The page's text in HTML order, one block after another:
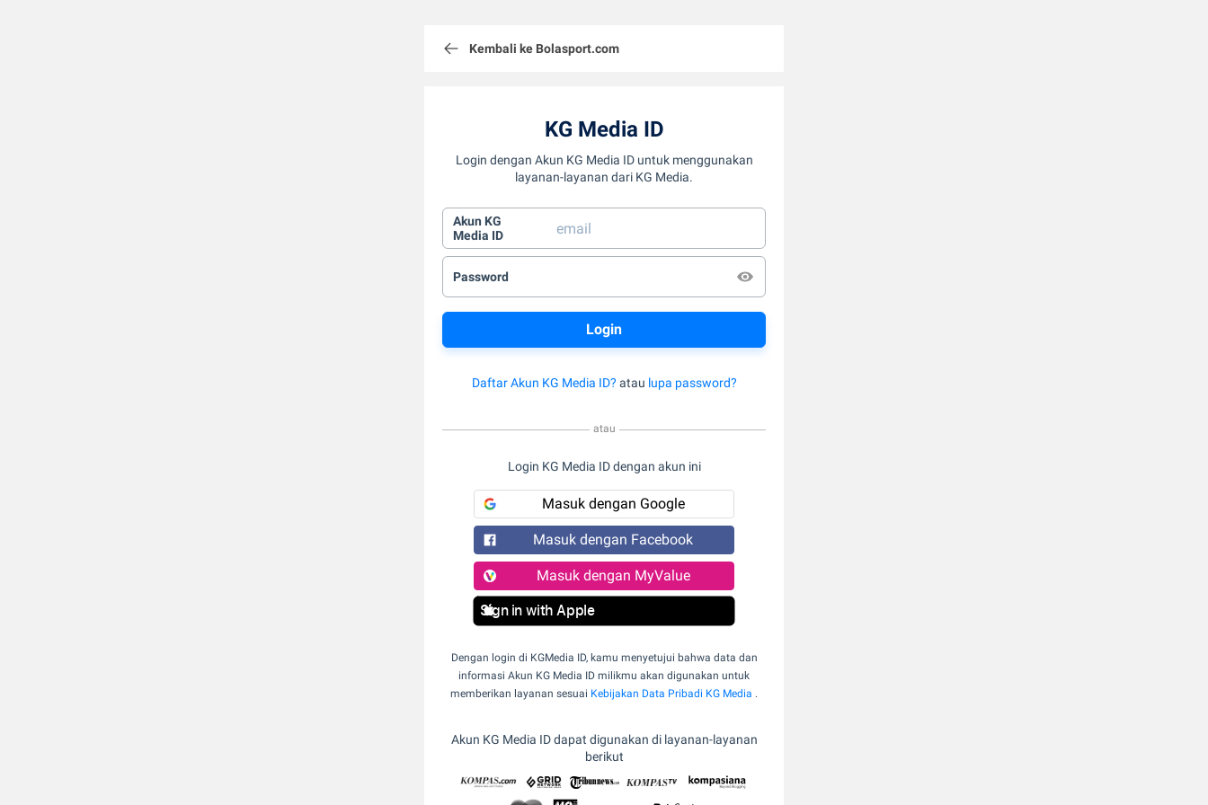
Kembali ke Bolasport.com
KG Media ID
Login dengan Akun KG Media ID untuk menggunakan
layanan-layanan dari KG Media.
Akun KG
Media ID
Password
Daftar Akun KG Media ID? atau lupa password?
atau
Login KG Media ID dengan akun ini
Masuk dengan Google
Masuk dengan Facebook
Masuk dengan MyValue
Sign in with Apple
Dengan login di KGMedia ID, kamu menyetujui bahwa data dan
informasi Akun KG Media ID milikmu akan digunakan untuk
memberikan layanan sesuai Kebijakan Data Pribadi KG Media .
Akun KG Media ID dapat digunakan di layanan-layanan
berikut